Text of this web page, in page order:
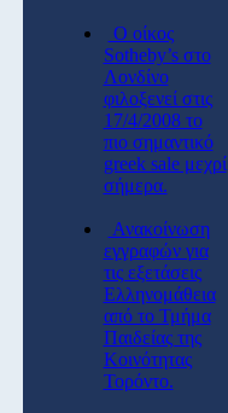
O οίκος
Sotheby’s στο
Λονδίνο
φιλοξενεί στις
17/4/2008 το
πιο σημαντικό
greek sale μεχρί
σήμερα.
Ανακοίνωση
εγγραφών για
τις εξετάσεις
Ελληνομάθεια
από το Τμήμα
Παιδείας της
Κοινότητας
Τορόντο.